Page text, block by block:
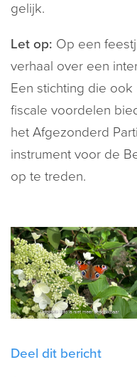
gelijk.
Let op: Op een
verhaal over een
Een stichting die
fiscale voordelen
het Afgezonderd
instrument voor de
op te treden.
Deel dit bericht